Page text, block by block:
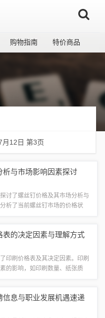
购物指南 特价商品
月12日 第3页
析与市场影响因素探讨
讨了螺丝钉价格及其市场分析与
析了当前螺丝钉市场的价格状
，有助于更好地预测螺丝钉价...
表的决定因素与理解方式
印刷价格表及其决定因素。印刷
的影响，如印刷数量、纸张质
的形成机制，并提供一种探究...
信息与职业发展机遇速递